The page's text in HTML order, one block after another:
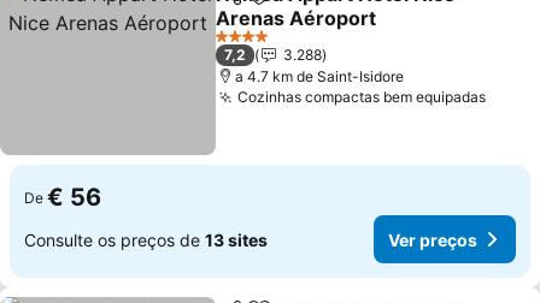
PartilharAdicionar aos favoritos
Arenas Aéroport
Ver preços
4 Estrelas
7,2
3.288
a 4.7 km de Saint-Isidore
Cozinhas compactas bem equipadasVer
De € 56
Consulte os preços de 13 sites Ver preços